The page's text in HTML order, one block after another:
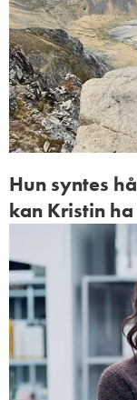
Hun syntes
kan Kristin